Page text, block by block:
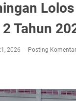
Ini Jadwal Salat
Kesulitan Air Bersih
Bupati Kuningan
Tahun
2026 Posting Komentar